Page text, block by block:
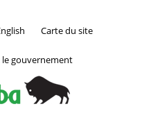
Carte du site
gouvernement